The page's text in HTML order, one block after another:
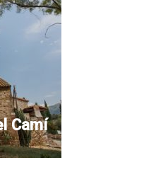
Camí